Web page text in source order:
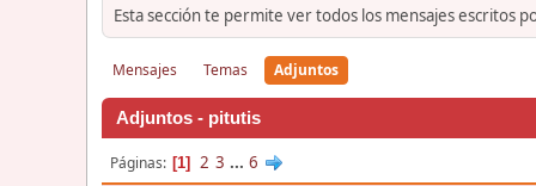
Esta sección te permite ver todos los mensajes escritos
Mensajes Temas Adjuntos
Adjuntos - pitutis
Páginas 1 2 3 ... 6